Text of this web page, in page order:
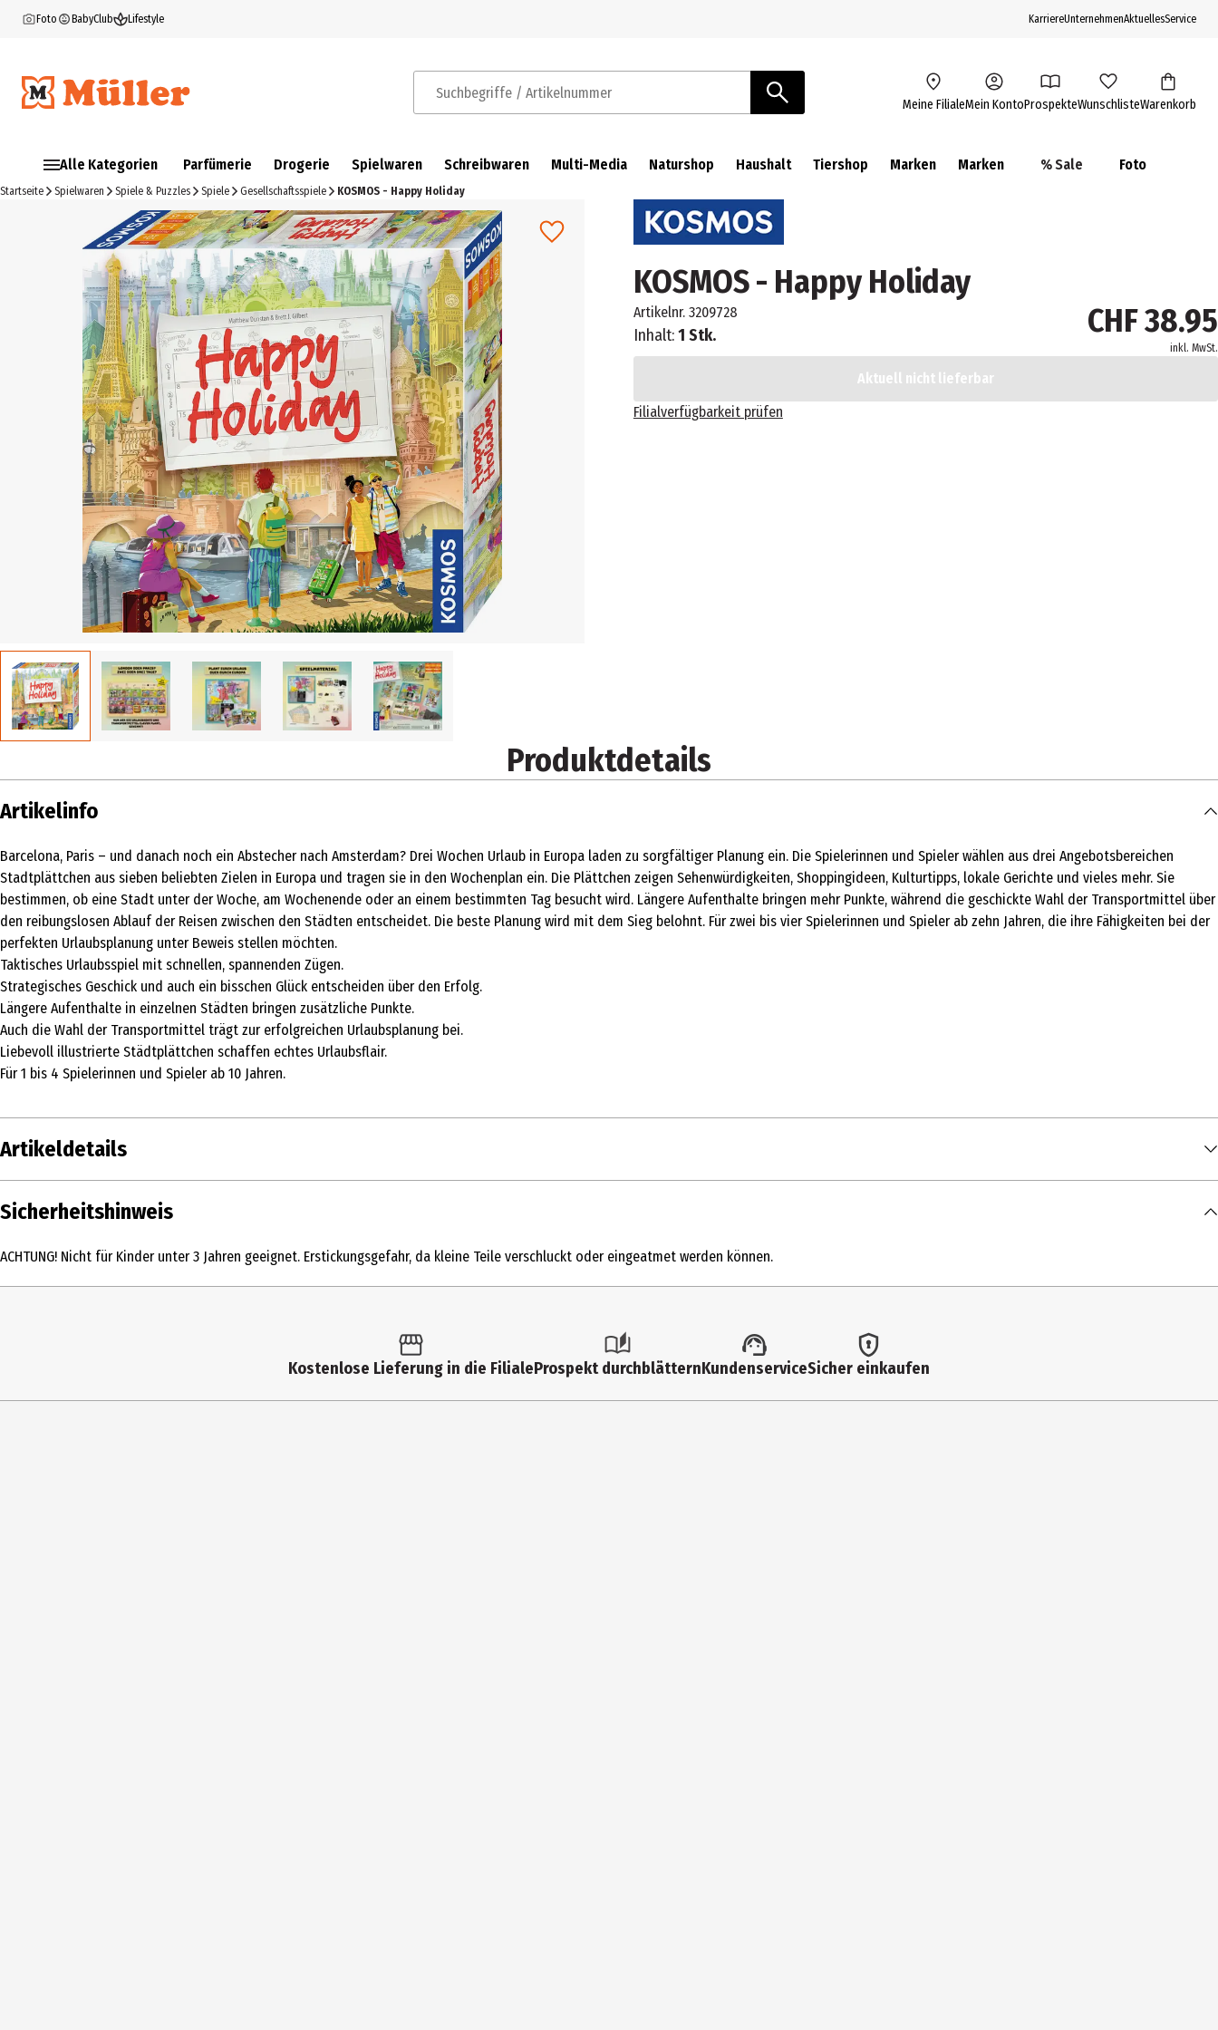
Foto BabyClub Lifestyle KarriereUnternehmenAktuellesService
Suchbegriffe / Artikelnummer Meine FilialeMein KontoProspekteWunschlisteWarenkorb
Alle Kategorien Parfümerie Drogerie Spielwaren Schreibwaren Multi-Media Naturshop Haushalt Tiershop Marken Marken % Sale Foto
Startseite Spielwaren Spiele & Puzzles Spiele Gesellschaftsspiele KOSMOS - Happy Holiday
KOSMOS - Happy Holiday
Artikelnr. 3209728
Inhalt:1 Stk. CHF 38.95
inkl. MwSt.
Aktuell nicht lieferbar
Filialverfügbarkeit prüfen
Produktdetails
Artikelinfo
Barcelona, Paris – und danach noch ein Abstecher nach Amsterdam? Drei Wochen Urlaub in Europa laden zu sorgfältiger Planung ein. Die Spielerinnen und Spieler wählen aus drei Angebotsbereichen
Stadtplättchen aus sieben beliebten Zielen in Europa und tragen sie in den Wochenplan ein. Die Plättchen zeigen Sehenwürdigkeiten, Shoppingideen, Kulturtipps, lokale Gerichte und vieles mehr. Sie
bestimmen, ob eine Stadt unter der Woche, am Wochenende oder an einem bestimmten Tag besucht wird. Längere Aufenthalte bringen mehr Punkte, während die geschickte Wahl der Transportmittel über
den reibungslosen Ablauf der Reisen zwischen den Städten entscheidet. Die beste Planung wird mit dem Sieg belohnt. Für zwei bis vier Spielerinnen und Spieler ab zehn Jahren, die ihre Fähigkeiten bei der
perfekten Urlaubsplanung unter Beweis stellen möchten.
Taktisches Urlaubsspiel mit schnellen, spannenden Zügen.
Strategisches Geschick und auch ein bisschen Glück entscheiden über den Erfolg.
Längere Aufenthalte in einzelnen Städten bringen zusätzliche Punkte.
Auch die Wahl der Transportmittel trägt zur erfolgreichen Urlaubsplanung bei.
Liebevoll illustrierte Städtplättchen schaffen echtes Urlaubsflair.
Für 1 bis 4 Spielerinnen und Spieler ab 10 Jahren.
Artikeldetails
Inhalt
Franckh Kosmos Verlags-GmbH & Co. KG
Sicherheitshinweis
ACHTUNG! Nicht für Kinder unter 3 Jahren geeignet. Erstickungsgefahr, da kleine Teile verschluckt oder eingeatmet werden können.
Kostenlose Lieferung in die FilialeProspekt durchblätternKundenserviceSicher einkaufen